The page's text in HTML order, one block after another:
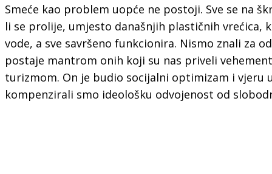
Smeće kao problem uopće ne postoji. Sve se na
li se prolije, umjesto današnjih plastičnih vrećica,
vode, a sve savršeno funkcionira. Nismo znali za
postaje mantrom onih koji su nas priveli
turizmom. On je budio socijalni optimizam i vjeru
kompenzirali smo ideološku odvojenost od